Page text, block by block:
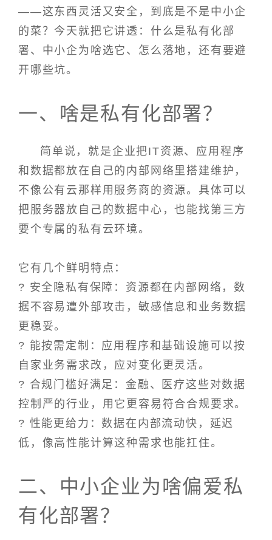
——这东西灵活又安全，到底是不是中小企
的菜？今天就把它讲透：什么是私有化部
署、中小企为啥选它、怎么落地，还有要避
开哪些坑。
一、啥是私有化部署？
简单说，就是企业把IT资源、应用程序
和数据都放在自己的内部网络里搭建维护，
不像公有云那样用服务商的资源。具体可以
把服务器放自己的数据中心，也能找第三方
要个专属的私有云环境。
它有几个鲜明特点：
? 安全隐私有保障：资源都在内部网络，数
据不容易遭外部攻击，敏感信息和业务数据
更稳妥。
? 能按需定制：应用程序和基础设施可以按
自家业务需求改，应对变化更灵活。
? 合规门槛好满足：金融、医疗这些对数据
控制严的行业，用它更容易符合合规要求。
? 性能更给力：数据在内部流动快，延迟
低，像高性能计算这种需求也能扛住。
二、中小企业为啥偏爱私
有化部署？